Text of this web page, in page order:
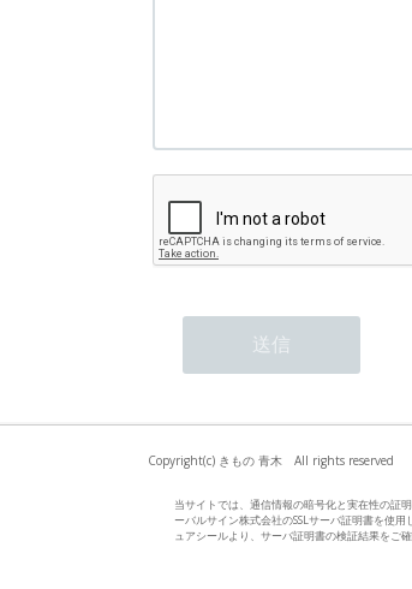
Copyright(c) きもの 青木 All rights reserved
当サイトでは、通信情報の暗号化と実在性の証
ーバルサイン株式会社のSSLサーバ証明書を使用
ュアシールより、サーバ証明書の検証結果をご確